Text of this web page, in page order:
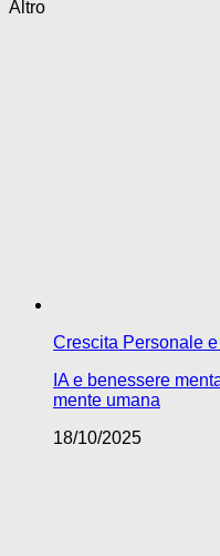
Altro
Crescita Personale
IA e benessere
mente umana
18/10/2025